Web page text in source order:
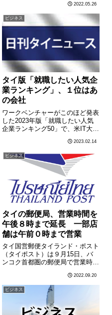
リ「パオタン（財布）」でのみ購
入が可能。宝くじ販売のため、
GLOでは10,513社と代理
店………
2022.05.26
ビジネス
タイ版「就職したい人気企
業ランキング」、１位はあ
の会社
ワークベンチャーがこのほど発表
した2023年版「就職したい人気
企業ランキング50」で、米IT大手
た。２位はタイ国内のユーザーが
5000万人に上るといわれる
LINE（ライン）。３位はタイ素
材最大手のサイヤム・セメ………
2023.02.14
ビジネス
タイの郵便局、営業時間を
午後８時まで延長 一部店
舗は午前０時まで営業
タイ国営郵便タイランド・ポスト
（タイポスト）は９月15日、バ
ンコク首都圏の郵便局で営業時間
のダナン最高経営責任者（ＣＥ
Ｏ）によると、バンコク首都圏の
主要な郵便局の営業時間を午後８
時まで延長し、一部の店舗では午
前………
2022.09.20
ビジネス